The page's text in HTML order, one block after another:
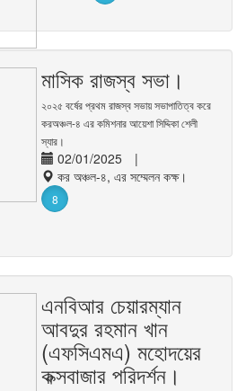
মাসিক রাজস্ব সভা।
২০২৫ বর্ষের প্রথম রাজস্ব সভায় সভাপাতিত্ব করে
করঅঞ্চল-৪ এর কমিশনার আয়েশা সিদ্দিকা শেলী
স্যার।
02/01/2025
|
কর অঞ্চল-৪, এর সম্মেলন কক্ষ।
8
এনবিআর চেয়ারম্যান
আবদুর রহমান খান
(এফসিএমএ) মহোদয়ের
কক্সবাজার পরিদর্শন।